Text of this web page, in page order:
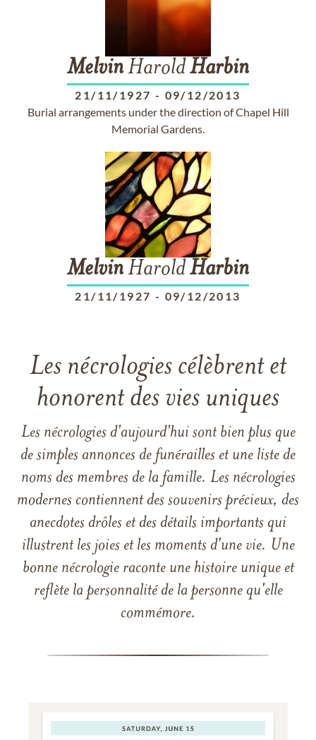
MelvinHaroldHarbin
21/11/1927 - 09/12/2013
Burial arrangements under the direction of Chapel Hill
Memorial Gardens.
MelvinHaroldHarbin
21/11/1927 - 09/12/2013
Les nécrologies célèbrent et
honorent des vies uniques
Les nécrologies d'aujourd'hui sont bien plus que
de simples annonces de funérailles et une liste de
noms des membres de la famille. Les nécrologies
modernes contiennent des souvenirs précieux, des
anecdotes drôles et des détails importants qui
illustrent les joies et les moments d'une vie. Une
bonne nécrologie raconte une histoire unique et
reflète la personnalité de la personne qu'elle
commémore.